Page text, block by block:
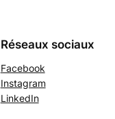
Réseaux sociaux
Facebook
Instagram
LinkedIn